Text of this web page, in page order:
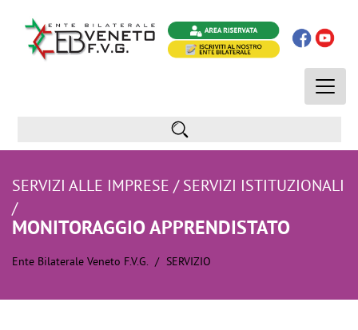
Toggle
SERVIZI ALLE IMPRESE / SERVIZI ISTITUZIONALI
/
MONITORAGGIO APPRENDISTATO
Ente Bilaterale Veneto F.V.G. SERVIZIO